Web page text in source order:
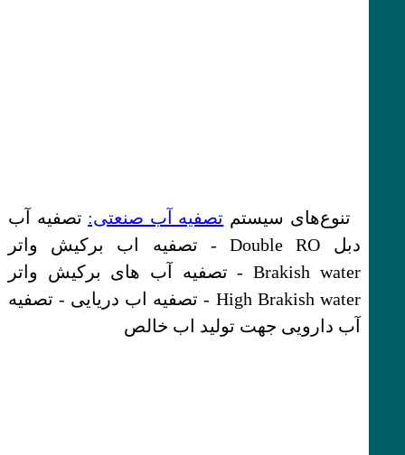
تنوع‌های سیستم تصفیه آب صنعتی: تصفیه آب
دبل Double RO - تصفیه اب برکیش واتر
Brakish water - تصفیه آب های برکیش واتر
High Brakish water - تصفیه اب دریایی - تصفیه
آب دارویی جهت تولید اب خالص